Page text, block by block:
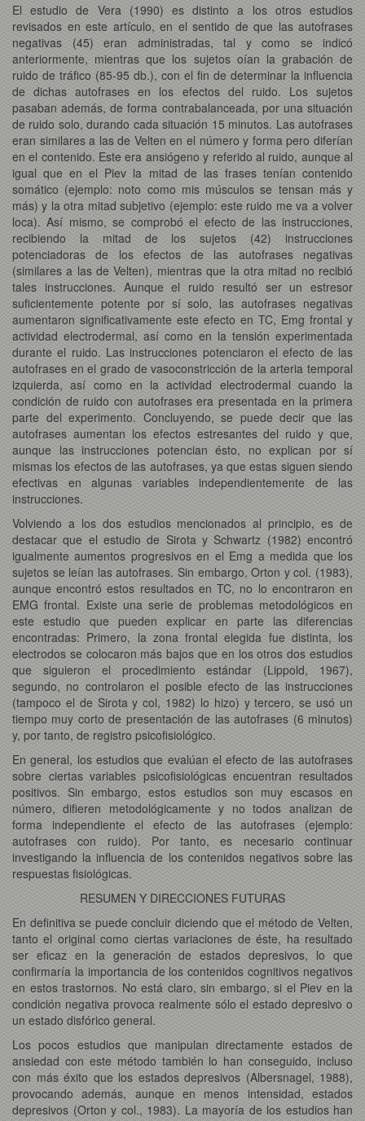
El estudio de Vera (1990) es distinto a los otros estudios
revisados en este artículo, en el sentido de que las autofrases
negativas (45) eran administradas, tal y como se indicó
anteriormente, mientras que los sujetos oían la grabación de
ruido de tráfico (85-95 db.), con el fin de determinar la influencia
de dichas autofrases en los efectos del ruido. Los sujetos
pasaban además, de forma contrabalanceada, por una situación
de ruido solo, durando cada situación 15 minutos. Las autofrases
eran similares a las de Velten en el número y forma pero diferían
en el contenido. Este era ansiógeno y referido al ruido, aunque al
igual que en el Piev la mitad de las frases tenían contenido
somático (ejemplo: noto como mis músculos se tensan más y
más) y la otra mitad subjetivo (ejemplo: este ruido me va a volver
loca). Así mismo, se comprobó el efecto de las instrucciones,
recibiendo la mitad de los sujetos (42) instrucciones
potenciadoras de los efectos de las autofrases negativas
(similares a las de Velten), mientras que la otra mitad no recibió
tales instrucciones. Aunque el ruido resultó ser un estresor
suficientemente potente por sí solo, las autofrases negativas
aumentaron significativamente este efecto en TC, Emg frontal y
actividad electrodermal, así como en la tensión experimentada
durante el ruido. Las instrucciones potenciaron el efecto de las
autofrases en el grado de vasoconstricción de la arteria temporal
izquierda, así como en la actividad electrodermal cuando la
condición de ruido con autofrases era presentada en la primera
parte del experimento. Concluyendo, se puede decir que las
autofrases aumentan los efectos estresantes del ruido y que,
aunque las instrucciones potencian ésto, no explican por sí
mismas los efectos de las autofrases, ya que estas siguen siendo
efectivas en algunas variables independientemente de las
instrucciones.
Volviendo a los dos estudios mencionados al principio, es de
destacar que el estudio de Sirota y Schwartz (1982) encontró
igualmente aumentos progresivos en el Emg a medida que los
sujetos se leían las autofrases. Sin embargo, Orton y col. (1983),
aunque encontró estos resultados en TC, no lo encontraron en
EMG frontal. Existe una serie de problemas metodológicos en
este estudio que pueden explicar en parte las diferencias
encontradas: Primero, la zona frontal elegida fue distinta, los
electrodos se colocaron más bajos que en los otros dos estudios
que siguieron el procedimiento estándar (Lippold, 1967),
segundo, no controlaron el posible efecto de las instrucciones
(tampoco el de Sirota y col, 1982) lo hizo) y tercero, se usó un
tiempo muy corto de presentación de las autofrases (6 minutos)
y, por tanto, de registro psicofisiológico.
En general, los estudios que evalúan el efecto de las autofrases
sobre ciertas variables psicofisiológicas encuentran resultados
positivos. Sin embargo, estos estudios son muy escasos en
número, difieren metodológicamente y no todos analizan de
forma independiente el efecto de las autofrases (ejemplo:
autofrases con ruido). Por tanto, es necesario continuar
investigando la influencia de los contenidos negativos sobre las
respuestas fisiológicas.
RESUMEN Y DIRECCIONES FUTURAS
En definitiva se puede concluir diciendo que el método de Velten,
tanto el original como ciertas variaciones de éste, ha resultado
ser eficaz en la generación de estados depresivos, lo que
confirmaría la importancia de los contenidos cognitivos negativos
en estos trastornos. No está claro, sin embargo, si el Piev en la
condición negativa provoca realmente sólo el estado depresivo o
un estado disfórico general.
Los pocos estudios que manipulan directamente estados de
ansiedad con este método también lo han conseguido, incluso
con más éxito que los estados depresivos (Albersnagel, 1988),
provocando además, aunque en menos intensidad, estados
depresivos (Orton y col., 1983). La mayoría de los estudios han